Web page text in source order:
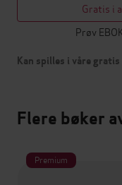
Gratis i
Prøv
Kan spilles i våre
Flere bøker
Premium